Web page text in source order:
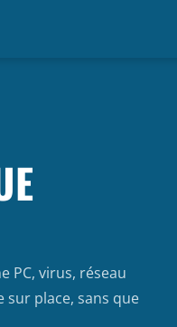
PC, virus, réseau
place, sans que